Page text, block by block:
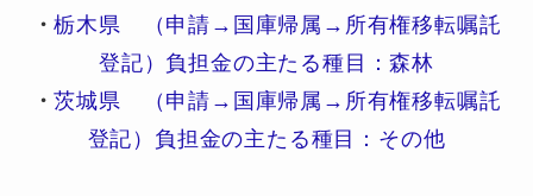
・栃木県 （申請→国庫帰属→所有権移転嘱託
登記）負担金の主たる種目：森林
・茨城県 （申請→国庫帰属→所有権移転嘱託
登記）負担金の主たる種目：その他